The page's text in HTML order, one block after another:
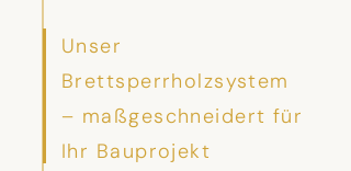
Unser
Brettsperrholzsystem
– maßgeschneidert für
Ihr Bauprojekt